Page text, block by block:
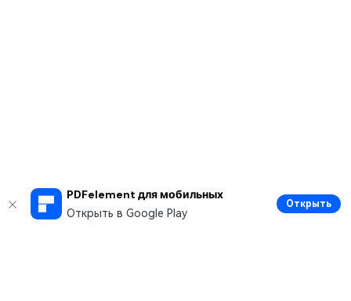
PDFelement для мобильных
Открыть в Google Play
Открыть